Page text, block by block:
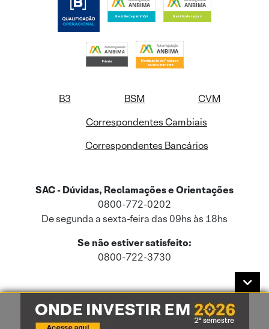
B3 BSM
CVM
Correspondentes Cambiais
Correspondentes Bancários
SAC - Dúvidas, Reclamações e Orientações
0800-772-0202
De segunda a sexta-feira das 09hs às 18hs
Se não estiver satisfeito:
0800-722-3730
Este site usa cookies e dados pessoais de acordo com a nossaPolítica de
Cookies
e a nossaPolítica de Privacidade.